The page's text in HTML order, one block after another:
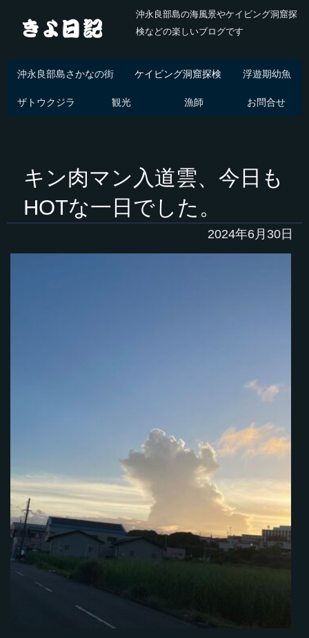
沖永良部島の海風景やケイビング洞窟探
検などの楽しいブログです
沖永良部島さかなの街 ケイビング洞窟探検 浮遊期幼魚
ザトウクジラ 観光 漁師 お問合せ
キン肉マン入道雲、今日も
HOTな一日でした。
2024年6月30日